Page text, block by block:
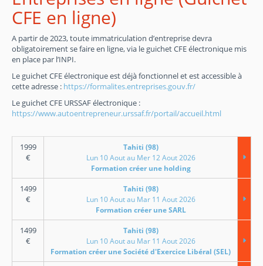
CFE en ligne)
A partir de 2023, toute immatriculation d’entreprise devra
obligatoirement se faire en ligne, via le guichet CFE électronique mis
en place par l’INPI.
Le guichet CFE électronique est déjà fonctionnel et est accessible à
cette adresse : https://formalites.entreprises.gouv.fr/
Le guichet CFE URSSAF électronique :
https://www.autoentrepreneur.urssaf.fr/portail/accueil.html
1999
€
Tahiti (98)
Lun 10 Aout au Mer 12 Aout 2026
Formation créer une holding
1499
€
Tahiti (98)
Lun 10 Aout au Mar 11 Aout 2026
Formation créer une SARL
1499
€
Tahiti (98)
Lun 10 Aout au Mar 11 Aout 2026
Formation créer une Société d'Exercice Libéral (SEL)